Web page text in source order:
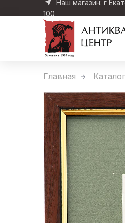
Наш магазин: г
100
Главная Каталог